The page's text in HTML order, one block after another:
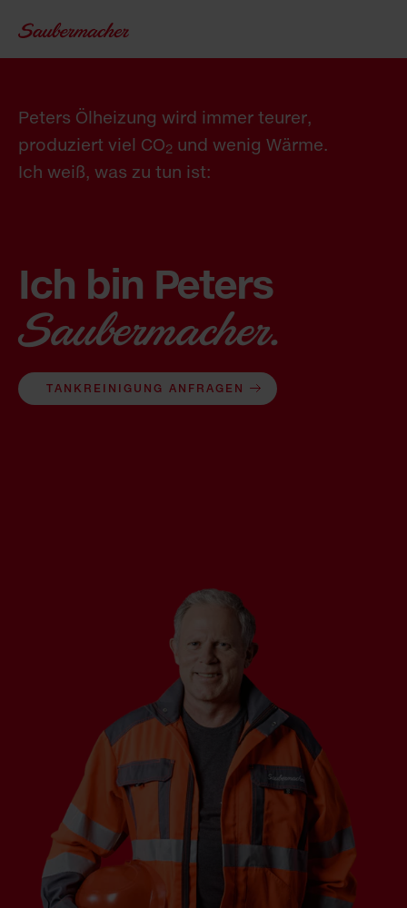
Peters Ölheizung wird immer teurer,
produziert viel CO2 und wenig Wärme.
Ich weiß, was zu tun ist:
Ich bin Peters
Saubermacher.
TANKREINIGUNG ANFRAGEN